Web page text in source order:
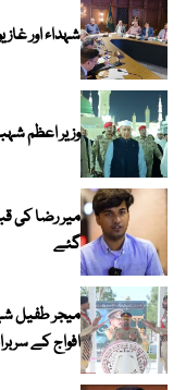
شہداء اور
وزیر اعظم
میر رضا کی
گئے
افواج کے